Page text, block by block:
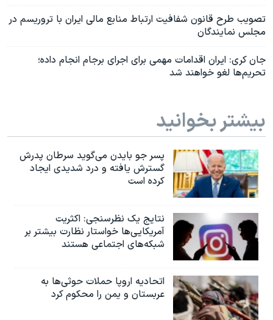
تصویب طرح قانون شفافیت ارتباط منابع مالی ایران با تروریسم در
مجلس نمایندگان
جان کری: ایران اقدامات مهمی برای اجرای برجام انجام داده؛
تحریم‌ها لغو خواهند شد
بیشتر بخوانید
پسر جو بایدن می‌گوید سرطان پدرش
گسترش یافته و درد شدیدی ایجاد
کرده است
نتایج یک نظرسنجی: اکثریت
آمریکایی‌ها خواستار نظارت بیشتر بر
شبکه‌های اجتماعی هستند
اتحادیه اروپا حملات حوثی‌ها به
عربستان و یمن را محکوم کرد